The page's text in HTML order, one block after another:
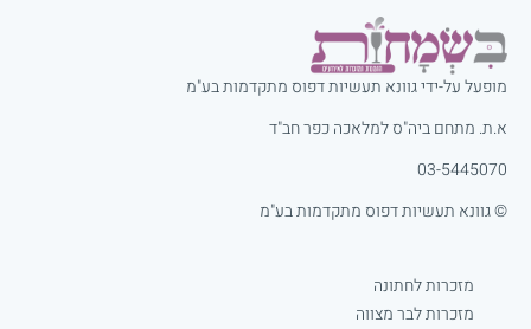
מופעל על-ידי גוונא תעשיות דפוס מתקדמות בע"מ
א.ת. מתחם ביה"ס למלאכה כפר חב"ד
03-5445070
© גוונא תעשיות דפוס מתקדמות בע"מ
מזכרות לחתונה
מזכרות לבר מצווה